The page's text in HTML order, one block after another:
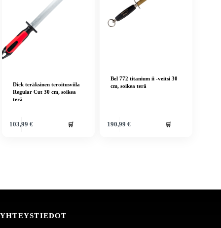
Dick teräksinen teroitusviila
Regular Cut 30 cm, soikea
terä
103,99€ 🛒
Bel 772 titanium ii -veitsi 30
cm, soikea terä
190,99€ 🛒
YHTEYSTIEDOT